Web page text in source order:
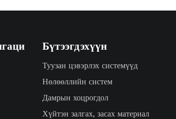
Бүтээгдэхүүн
Туузан цэвэрлэх системүүд
Нөлөөллийн систем
Дамрын хоцрогдол
Хүйтэн залгах, засах материал